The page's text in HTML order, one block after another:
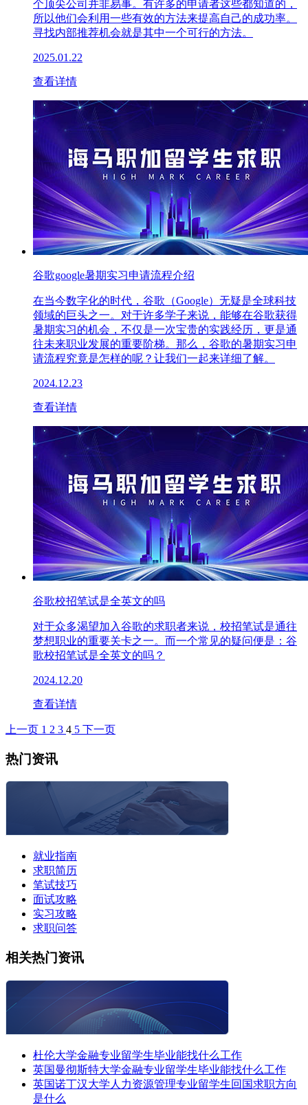
个顶尖公司并非易事。有许多的申请者这些都知道的，
所以他们会利用一些有效的方法来提高自己的成功率。
寻找内部推荐机会就是其中一个可行的方法。
2025.01.22
查看详情
谷歌google暑期实习申请流程介绍
在当今数字化的时代，谷歌（Google）无疑是全球科技
领域的巨头之一。对于许多学子来说，能够在谷歌获得
暑期实习的机会，不仅是一次宝贵的实践经历，更是通
往未来职业发展的重要阶梯。那么，谷歌的暑期实习申
请流程究竟是怎样的呢？让我们一起来详细了解。
2024.12.23
查看详情
谷歌校招笔试是全英文的吗
对于众多渴望加入谷歌的求职者来说，校招笔试是通往
梦想职业的重要关卡之一。而一个常见的疑问便是：谷
歌校招笔试是全英文的吗？
2024.12.20
查看详情
上一页 1 2 3 4 5 下一页
热门资讯
就业指南
求职简历
笔试技巧
面试攻略
实习攻略
求职问答
相关热门资讯
杜伦大学金融专业留学生毕业能找什么工作
英国曼彻斯特大学金融专业留学生毕业能找什么工作
英国诺丁汉大学人力资源管理专业留学生回国求职方向
是什么